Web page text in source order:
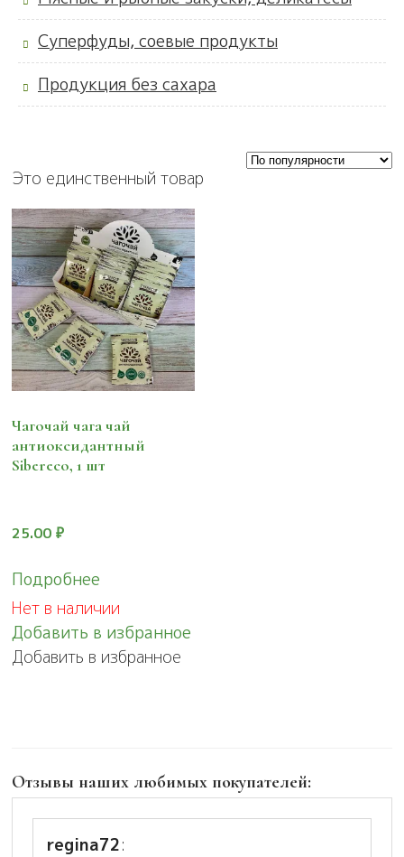
Суперфуды, соевые продукты
Продукция без сахара
Это единственный товар
Чагочай чага чай
антиоксидантный
Sibereco, 1 шт
25.00 ₽
Подробнее
Нет в наличии
Добавить в избранное
Добавить в избранное
Отзывы наших любимых покупателей:
regina72: